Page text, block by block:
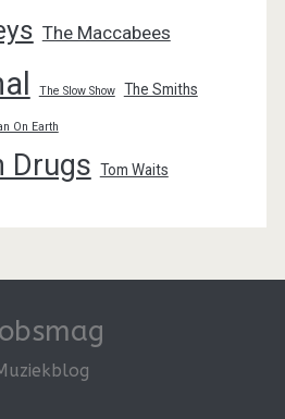
The Maccabees
The Slow Show The Smiths
On Earth
Drugs Tom Waits